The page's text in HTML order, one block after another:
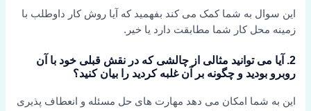
این سوال به شما کمک می کند بفهمید که آیا روش کار داوطلب با
زمینه محل کار شما مطابقت دارد یا خیر.
2. آیا می توانید مثالی از چالشی که در نقش قبلی خود با آن
روبرو بودید و چگونه بر آن غلبه کردید را بیان کنید؟
این به شما امکان می دهد مهارت های حل مسئله و انعطاف پذیری